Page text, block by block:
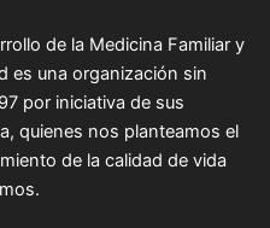
de la Medicina Familiar y
es una organización sin
por iniciativa de sus
quienes nos planteamos el
de la calidad de vida